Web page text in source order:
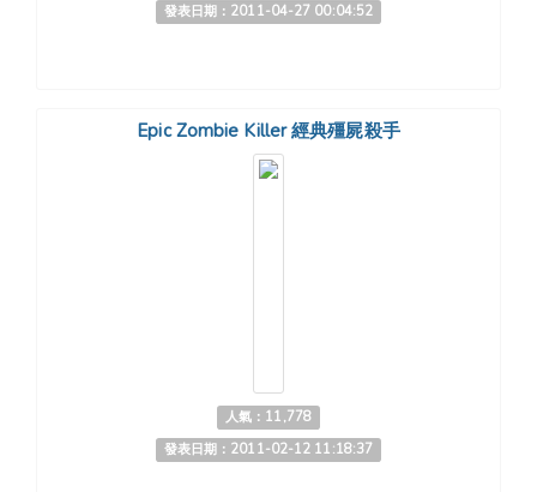
發表日期：2011-04-27 00:04:52
Epic Zombie Killer 經典殭屍殺手
人氣：11,778
發表日期：2011-02-12 11:18:37